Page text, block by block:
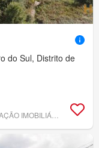
do Sul, Distrito de